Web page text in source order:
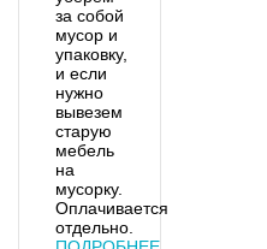
за собой
мусор и
упаковку,
и если
нужно
вывезем
старую
мебель
на
мусорку.
Оплачивается
отдельно.